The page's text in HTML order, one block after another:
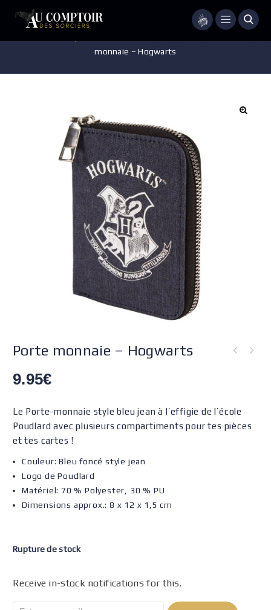
Menu
monnaie – Hogwarts
Porte monnaie – Hogwarts
9.95€
Le Porte-monnaie style bleu jean à l’effigie de l’école
Poudlard avec plusieurs compartiments pour tes pièces
et tes cartes !
Couleur: Bleu foncé style jean
Logo de Poudlard
Matériel: 70 % Polyester, 30 % PU
Dimensions approx.: 8 x 12 x 1,5 cm
Rupture de stock
Receive in-stock notifications for this.